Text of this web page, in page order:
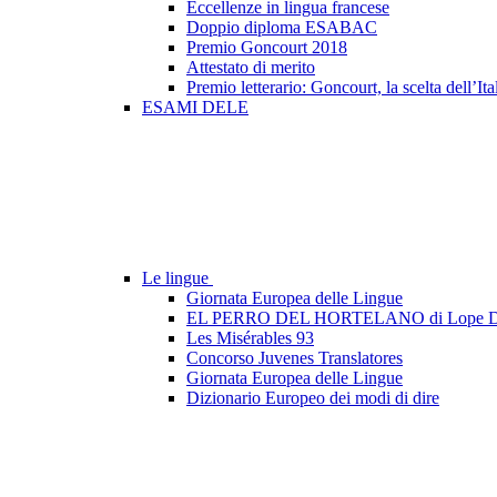
Eccellenze in lingua francese
Doppio diploma ESABAC
Premio Goncourt 2018
Attestato di merito
Premio letterario: Goncourt, la scelta
ESAMI DELE
Le lingue
Giornata Europea delle Lingue
EL PERRO DEL HORTELANO di Lope
Les Misérables 93
Concorso Juvenes Translatores
Giornata Europea delle Lingue
Dizionario Europeo dei modi di dire